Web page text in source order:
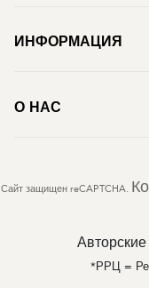
ИНФОРМАЦИЯ
О НАС
Сайт защищен reCAPTCHA.
*РРЦ =